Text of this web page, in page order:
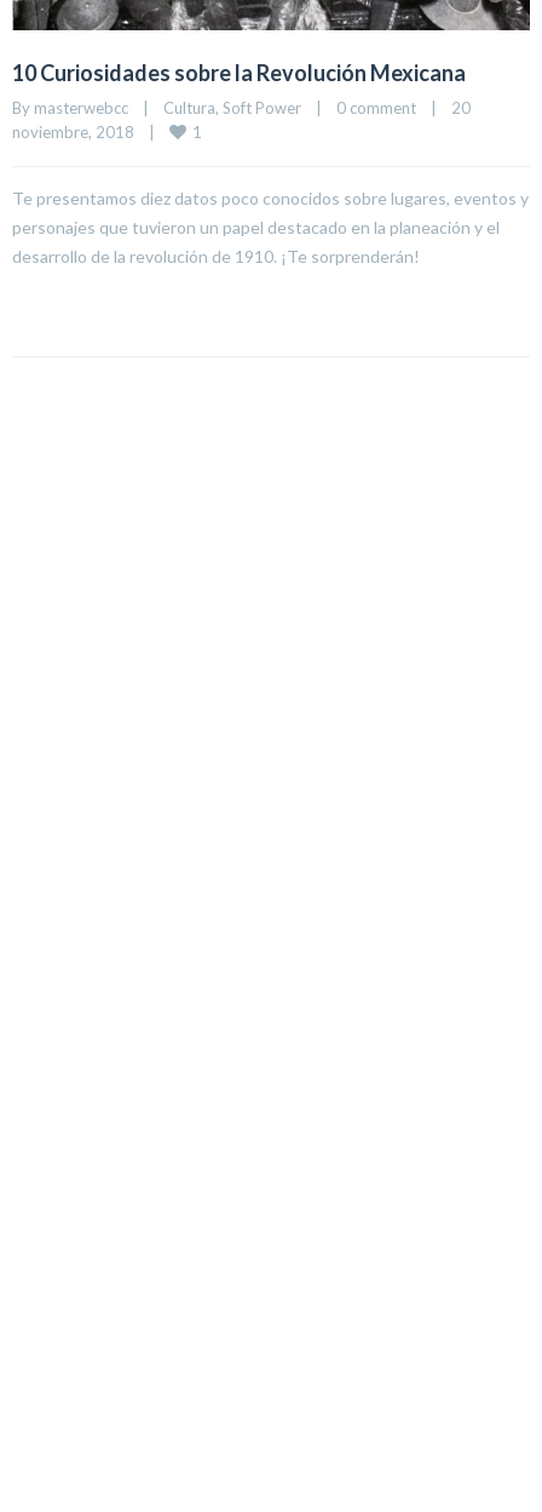
10 Curiosidades sobre la Revolución Mexicana
By masterwebcc | Cultura, Soft Power | 0 comment |
20
noviembre, 2018
| 1
Te presentamos diez datos poco conocidos sobre lugares, eventos y
personajes que tuvieron un papel destacado en la planeación y el
desarrollo de la revolución de 1910. ¡Te sorprenderán!